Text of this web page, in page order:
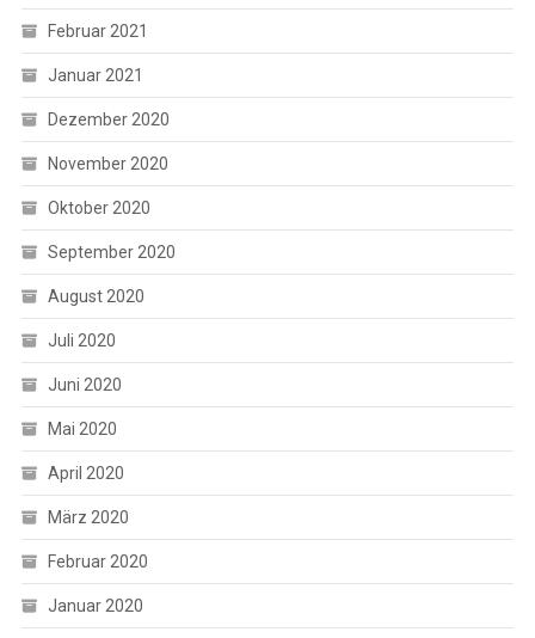
Februar 2021
Januar 2021
Dezember 2020
November 2020
Oktober 2020
September 2020
August 2020
Juli 2020
Juni 2020
Mai 2020
April 2020
März 2020
Februar 2020
Januar 2020